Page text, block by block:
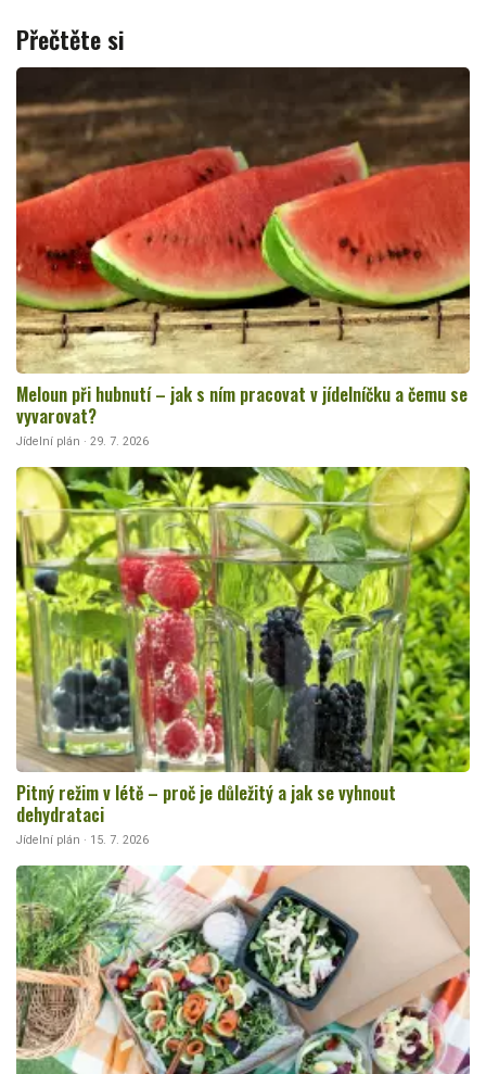
Přečtěte si
Meloun při hubnutí – jak s ním pracovat v jídelníčku a čemu se
vyvarovat?
Jídelní plán · 29. 7. 2026
Pitný režim v létě – proč je důležitý a jak se vyhnout
dehydrataci
Jídelní plán · 15. 7. 2026